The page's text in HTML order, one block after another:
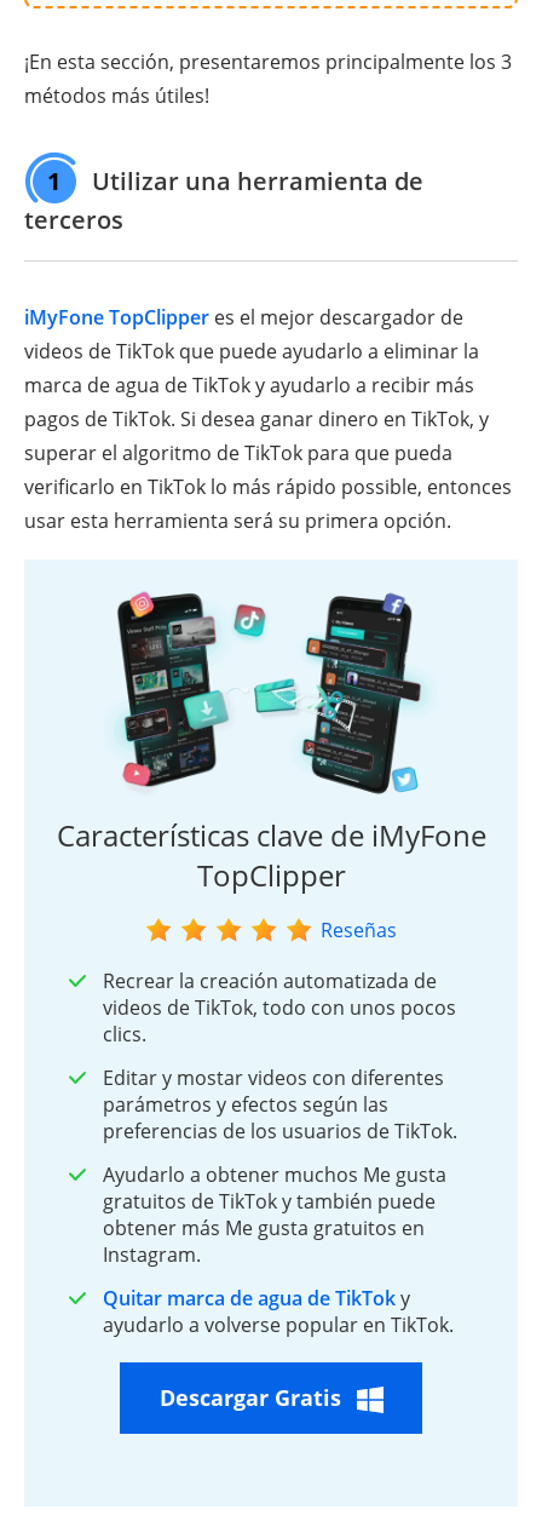
¡En esta sección, presentaremos principalmente los 3
métodos más útiles!
1
Utilizar una herramienta de
terceros
iMyFone TopClipper es el mejor descargador de
videos de TikTok que puede ayudarlo a eliminar la
marca de agua de TikTok y ayudarlo a recibir más
pagos de TikTok. Si desea ganar dinero en TikTok, y
superar el algoritmo de TikTok para que pueda
verificarlo en TikTok lo más rápido possible, entonces
usar esta herramienta será su primera opción.
Características clave de iMyFone
TopClipper
Reseñas
Recrear la creación automatizada de
videos de TikTok, todo con unos pocos
clics.
Editar y mostar videos con diferentes
parámetros y efectos según las
preferencias de los usuarios de TikTok.
Ayudarlo a obtener muchos Me gusta
gratuitos de TikTok y también puede
obtener más Me gusta gratuitos en
Instagram.
Quitar marca de agua de TikToky
ayudarlo a volverse popular en TikTok.
Descargar Gratis